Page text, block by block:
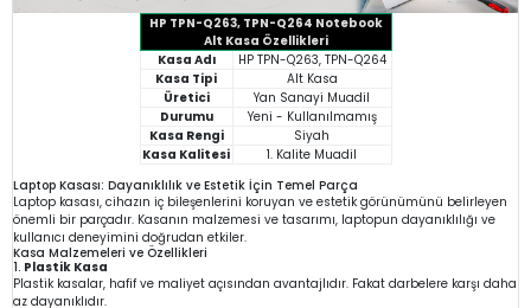
HP TPN-Q263, TPN-Q264 Notebook
Alt Kasa Özellikleri
Kasa Adı
HP TPN-Q263, TPN-Q264
Kasa Tipi
Alt Kasa
Üretici
Yan Sanayi Muadil
Durumu
Yeni - Kullanılmamış
Kasa Rengi
Siyah
Kasa Kalitesi
1. Kalite Muadil
Laptop Kasası: Dayanıklılık ve Estetik İçin Temel Parça
Laptop kasası, cihazın iç bileşenlerini koruyan ve estetik görünümünü belirleyen
önemli bir parçadır. Kasanın malzemesi ve tasarımı, laptopun dayanıklılığı ve
kullanıcı deneyimini doğrudan etkiler.
Kasa Malzemeleri ve Özellikleri
1. Plastik Kasa
Plastik kasalar, hafif ve maliyet açısından avantajlıdır. Fakat darbelere karşı daha
az dayanıklıdır.